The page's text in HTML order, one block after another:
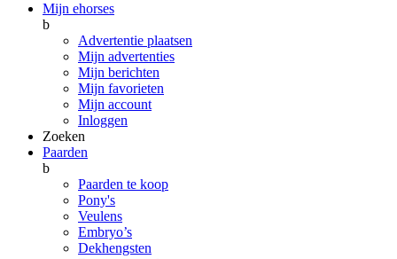
Mijn ehorses
b
Advertentie plaatsen
Mijn advertenties
Mijn berichten
Mijn favorieten
Mijn account
Inloggen
Zoeken
Paarden
b
Paarden te koop
Pony's
Veulens
Embryo’s
Dekhengsten